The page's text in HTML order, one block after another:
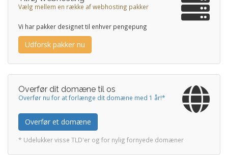
Vælg mellem en række af webhosting pakker
Vi har pakker designet til enhver pengepung
Udforsk pakker nu
Overfør dit domæne til os
Overfør nu for at forlænge dit domæne med 1 år!*
Overfør et domæne
* Udelukker visse TLD'er og for nylig fornyede domæner